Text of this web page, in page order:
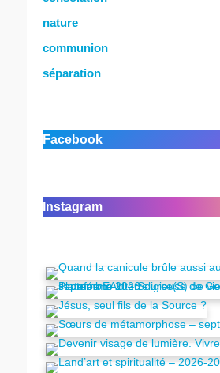
nature
communion
séparation
Facebook
Instagram